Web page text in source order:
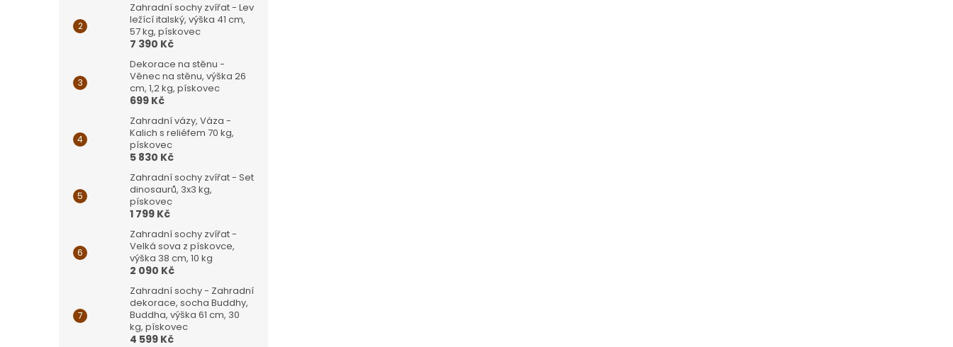
Zahradní sochy zvířat - Lev
ležící italský, výška 41 cm,
57 kg, pískovec
7 390 Kč
Dekorace na stěnu -
Věnec na stěnu, výška 26
cm, 1,2 kg, pískovec
699 Kč
Zahradní vázy, Váza -
Kalich s reliéfem 70 kg,
pískovec
5 830 Kč
Zahradní sochy zvířat - Set
dinosaurů, 3x3 kg,
pískovec
1 799 Kč
Zahradní sochy zvířat -
Velká sova z pískovce,
výška 38 cm, 10 kg
2 090 Kč
Zahradní sochy - Zahradní
dekorace, socha Buddhy,
Buddha, výška 61 cm, 30
kg, pískovec
4 599 Kč